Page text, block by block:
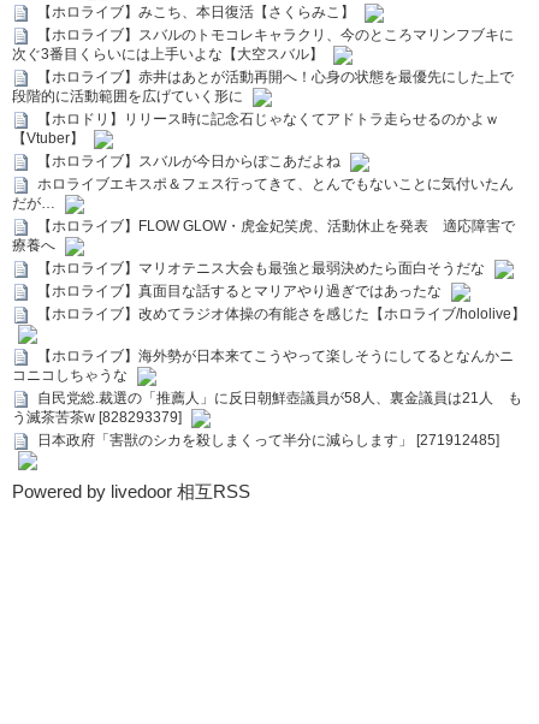
【ホロライブ】みこち、本日復活【さくらみこ】
【ホロライブ】スバルのトモコレキャラクリ、今のところマリンフブキに
次ぐ3番目くらいには上手いよな【大空スバル】
【ホロライブ】赤井はあとが活動再開へ！心身の状態を最優先にした上で
段階的に活動範囲を広げていく形に
【ホロドリ】リリース時に記念石じゃなくてアドトラ走らせるのかよｗ
【Vtuber】
【ホロライブ】スバルが今日からぽこあだよね
ホロライブエキスポ＆フェス行ってきて、とんでもないことに気付いたん
だが…
【ホロライブ】FLOW GLOW・虎金妃笑虎、活動休止を発表 適応障害で
療養へ
【ホロライブ】マリオテニス大会も最強と最弱決めたら面白そうだな
【ホロライブ】真面目な話するとマリアやり過ぎではあったな
【ホロライブ】改めてラジオ体操の有能さを感じた【ホロライブ/hololive】
【ホロライブ】海外勢が日本来てこうやって楽しそうにしてるとなんかニ
コニコしちゃうな
自民党総.裁選の「推薦人」に反日朝鮮壺議員が58人、裏金議員は21人 も
う滅茶苦茶w [828293379]
日本政府「害獣のシカを殺しまくって半分に減らします」 [271912485]
Powered by livedoor 相互RSS